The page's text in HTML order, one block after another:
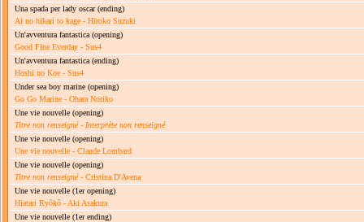
Una spada per lady oscar(ending)
Ai no hikari to kage - Hiroko Suzuki
Un'avventura fantastica (opening)
Good Fine Everday - Sus4
Un'avventura fantastica (ending)
Hoshi no Koe - Sus4
Under sea boy marine (opening)
Go Go Marine - Ohara Noriko
Une vie nouvelle (opening)
Titre non renseigné- Interprète non renseigné
Une vie nouvelle (opening)
Une vie nouvelle - Claude Lombard
Une vie nouvelle (opening)
Titre non renseigné- Cristina D'Avena
Une vie nouvelle (1er opening)
Hiatari Ryôkô - Aki Asakura
Une vie nouvelle (1er ending)